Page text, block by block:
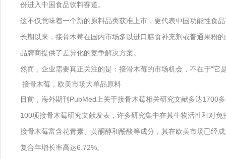
份进入中国食品饮料赛道。
这不仅意味着一个新的原料品类获准上市，更代表中国功能性食
长期以来，接骨木莓在国内市场多以进口膳食补充剂或普通果粉
品牌商提供了差异化的竞争解决方案。
然而，企业需要真正关注的是：接骨木莓的市场机会，不在于“它
接骨木莓，欧美市场大单品原料
目前，海外期刊PubMed上关于接骨木莓相关研究文献多达1700
100项接骨木莓研究文献发表，许多研究集中在其生物活性和对免
接骨木莓富含花青素、黄酮醇和酚酸等成分，其在欧美市场已经
复合年增长率高达6.72%。